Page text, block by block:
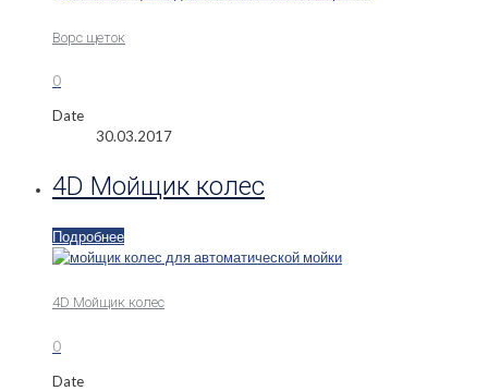
Ворс щеток
0
Date
30.03.2017
4D Мойщик колес
Подробнее
4D Мойщик колес
0
Date